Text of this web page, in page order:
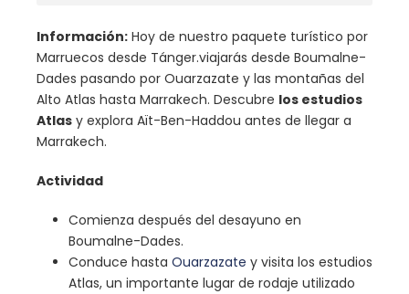
Información: Hoy de nuestro paquete turístico por
Marruecos desde Tánger.viajarás desde Boumalne-
Dades pasando por Ouarzazate y las montañas del
Alto Atlas hasta Marrakech. Descubre los estudios
Atlas y explora Aït-Ben-Haddou antes de llegar a
Marrakech.
Actividad
Comienza después del desayuno en
Boumalne-Dades.
Conduce hasta Ouarzazate y visita los estudios
Atlas, un importante lugar de rodaje utilizado